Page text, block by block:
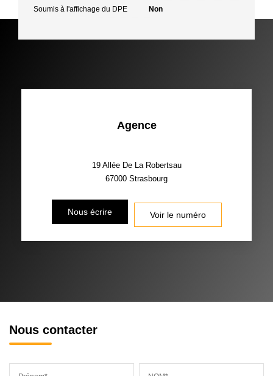
Soumis à l'affichage du DPE Non
Agence
19 Allée De La Robertsau
67000 Strasbourg
Nous écrire Voir le numéro
Nous contacter